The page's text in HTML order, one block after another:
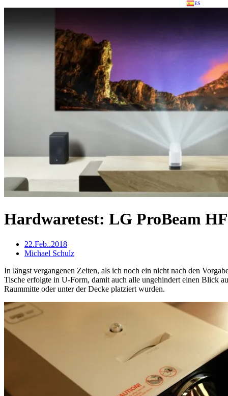
ES
Hardwaretest: LG ProBeam
22.Feb..2018
Michael Schulz
In längst vergangenen Zeiten, als ich noch ein nicht nach den
Tische erfolgte in U-Form, damit auch alle ungehindert einen Blick
Raummitte oder unter der Decke platziert wurden.